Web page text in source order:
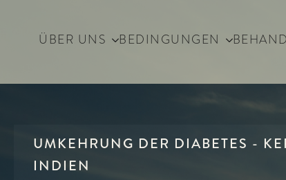
ÜBER UNS BEDINGUNGEN
UMKEHRUNG DER DIABETES -
INDIEN